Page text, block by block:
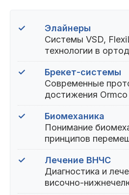
✓
Элайнеры
Системы VSD,
технологии в
✓
Брекет-системы
Современные
достижения Ormco
✓
Биомеханика
Понимание
принципов
✓
Лечение ВНЧС
Диагностика и
височно-